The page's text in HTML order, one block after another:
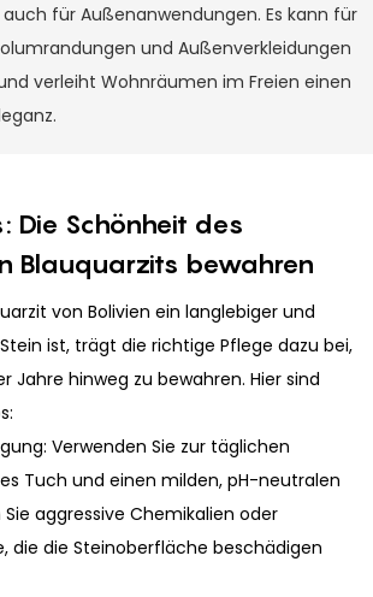
für Außenanwendungen. Es kann für
und Außenverkleidungen
verleiht Wohnräumen im Freien einen
Die Schönheit des
Blauquarzits bewahren
von Bolivien ein langlebiger und
ist, trägt die richtige Pflege dazu bei,
Jahre hinweg zu bewahren. Hier sind
Verwenden Sie zur täglichen
Tuch und einen milden, pH-neutralen
aggressive Chemikalien oder
die die Steinoberfläche beschädigen